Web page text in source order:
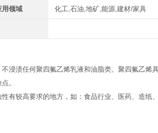
用领域 化工,石油,地矿,能源,建材/家具
浸渍任何聚四氟乙烯乳液和油脂类。聚四氟乙烯
。
有较高要求的地方，如：食品行业、医药、造纸、